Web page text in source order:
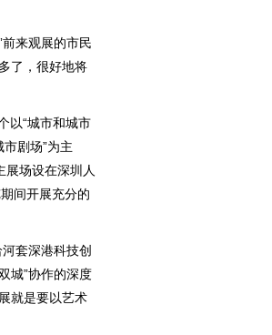
来观展的市民
了，很好地将
以“城市和城市
剧场”为主
场设在深圳人
间开展充分的
套深港科技创
城”协作的深度
就是要以艺术